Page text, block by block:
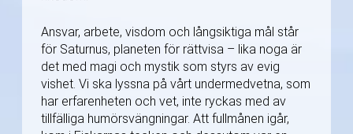
Ansvar, arbete, visdom och långsiktiga mål står
för Saturnus, planeten för rättvisa – lika noga är
det med magi och mystik som styrs av evig
vishet. Vi ska lyssna på vårt undermedvetna, som
har erfarenheten och vet, inte ryckas med av
tillfälliga humörsvängningar. Att fullmånen igår,